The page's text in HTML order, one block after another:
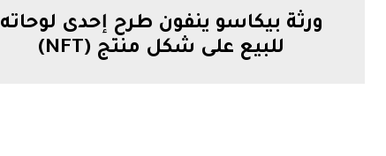
ورثة بيكاسو ينفون طرح إحدى لوحاته
للبيع على شكل منتج (NFT)